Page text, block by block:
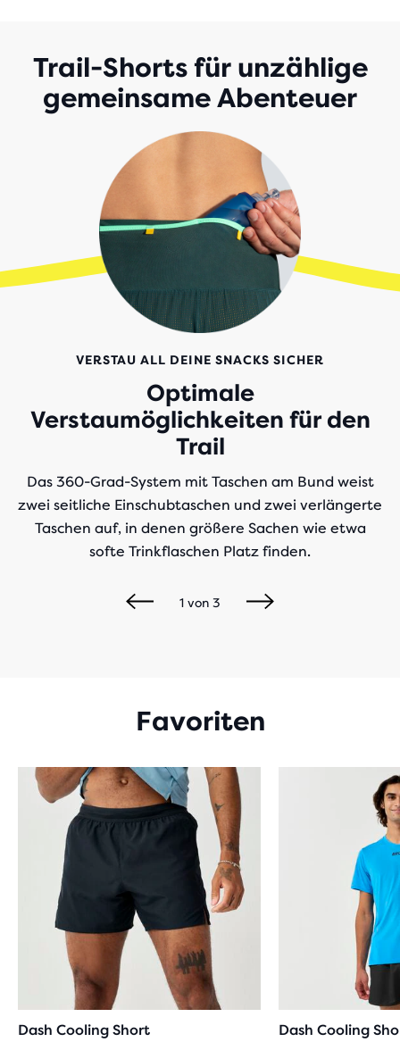
BEWERTUNGEN
Trail-Shorts für unzählige
gemeinsame Abenteuer
VERSTAU ALL DEINE SNACKS SICHER
Optimale
Verstaumöglichkeiten für den
Trail
Das 360-Grad-System mit Taschen am Bund weist
zwei seitliche Einschubtaschen und zwei verlängerte
Taschen auf, in denen größere Sachen wie etwa
softe Trinkflaschen Platz finden.
1 von 3
Favoriten
Dash Cooling Short
Dash Cooling